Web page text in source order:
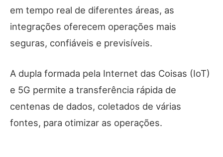
em tempo real de diferentes áreas, as
integrações oferecem operações mais
seguras, confiáveis ​​e previsíveis.
A dupla formada pela Internet das Coisas (IoT)
e 5G permite a transferência rápida de
centenas de dados, coletados de várias
fontes, para otimizar as operações.